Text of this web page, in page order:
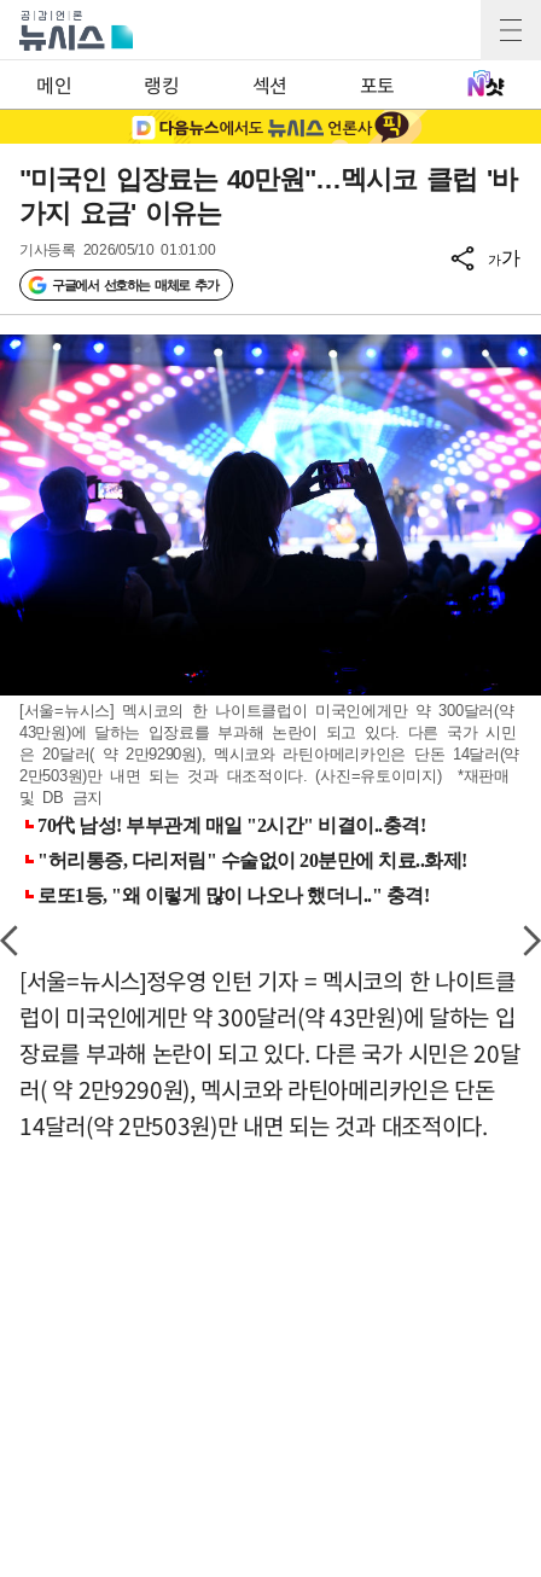
메인 랭킹 섹션 포토
"미국인 입장료는 40만원"…멕시코 클럽 '바
가지 요금' 이유는
기사등록 2026/05/10 01:01:00
구글에서 선호하는 매체로 추가
가가
[서울=뉴시스] 멕시코의 한 나이트클럽이 미국인에게만 약 300달러(약
43만원)에 달하는 입장료를 부과해 논란이 되고 있다. 다른 국가 시민
은 20달러( 약 2만9290원), 멕시코와 라틴아메리카인은 단돈 14달러(약
2만503원)만 내면 되는 것과 대조적이다. (사진=유토이미지) *재판매
및 DB 금지
[서울=뉴시스]정우영 인턴 기자 = 멕시코의 한 나이트클
럽이 미국인에게만 약 300달러(약 43만원)에 달하는 입
장료를 부과해 논란이 되고 있다. 다른 국가 시민은 20달
러( 약 2만9290원), 멕시코와 라틴아메리카인은 단돈
14달러(약 2만503원)만 내면 되는 것과 대조적이다.